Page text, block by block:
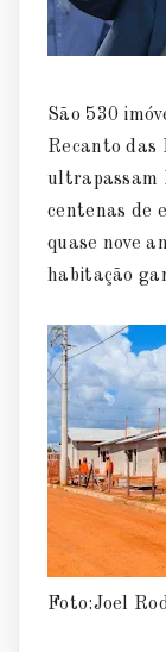
São 530
Recanto das
ultrapassam
centenas de
quase nove
habitação
Foto:Joel